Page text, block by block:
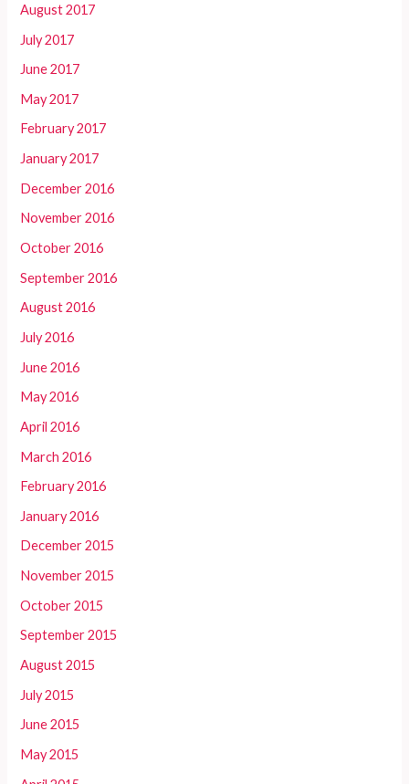
August 2017
July 2017
June 2017
May 2017
February 2017
January 2017
December 2016
November 2016
October 2016
September 2016
August 2016
July 2016
June 2016
May 2016
April 2016
March 2016
February 2016
January 2016
December 2015
November 2015
October 2015
September 2015
August 2015
July 2015
June 2015
May 2015